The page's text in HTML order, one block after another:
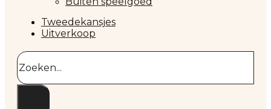
Tweedekansjes
Uitverkoop
Zoeken